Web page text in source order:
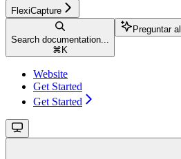
FlexiCapture
Search documentation...
⌘ K
Preguntar
Website
Get Started
Get Started